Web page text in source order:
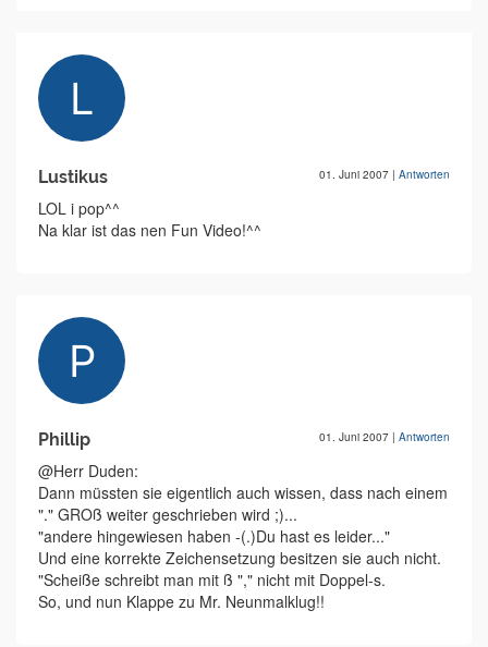
Lustikus 01. Juni 2007 | Antworten
LOL i pop^^
Na klar ist das nen Fun Video!^^
Phillip 01. Juni 2007 | Antworten
@Herr Duden:
Dann müssten sie eigentlich auch wissen, dass nach einem
"." GROß weiter geschrieben wird ;)...
"andere hingewiesen haben -(.)Du hast es leider..."
Und eine korrekte Zeichensetzung besitzen sie auch nicht.
"Scheiße schreibt man mit ß "," nicht mit Doppel-s.
So, und nun Klappe zu Mr. Neunmalklug!!